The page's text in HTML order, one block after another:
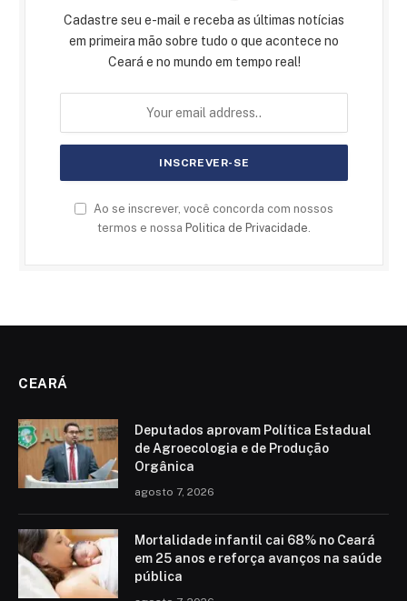
Cadastre seu e-mail e receba as últimas notícias
em primeira mão sobre tudo o que acontece no
Ceará e no mundo em tempo real!
Ao se inscrever, você concorda com nossos
termos e nossa Politica de Privacidade.
CEARÁ
Deputados aprovam Política Estadual
de Agroecologia e de Produção
Orgânica
agosto 7, 2026
Mortalidade infantil cai 68% no Ceará
em 25 anos e reforça avanços na saúde
pública